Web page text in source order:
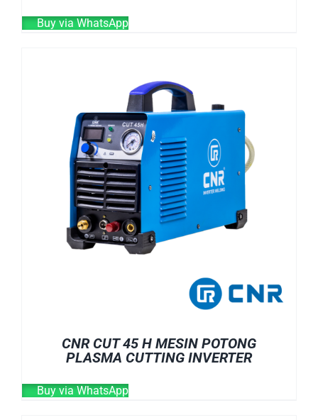
Buy via WhatsApp
CNR CUT 45 H MESIN POTONG
PLASMA CUTTING INVERTER
Buy via WhatsApp